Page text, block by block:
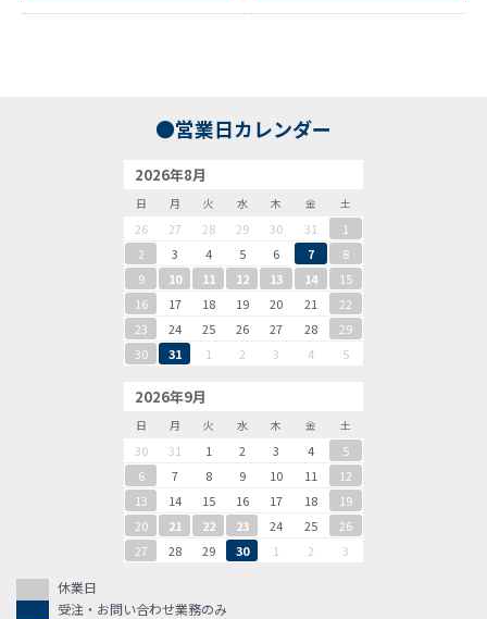
●営業日カレンダー
2026年8月
日 月 火 水 木 金 土
26 27 28 29 30 31
1
2
3 4 5 6 7
8
9
10 11 12 13 14
15
16
17 18 19 20 21
22
23
24 25 26 27 28
29
30
31 1 2 3 4 5
2026年9月
日 月 火 水 木 金 土
30 31 1 2 3 4
5
6
7 8 9 10 11
12
13
14 15 16 17 18
19
20
21 22 23 24 25
26
27
28 29 30 1 2 3
休業日
受注・お問い合わせ業務のみ